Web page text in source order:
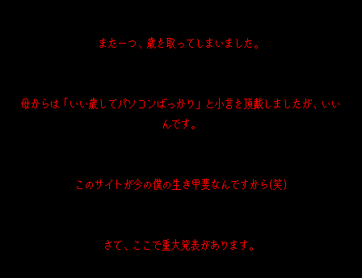
また一つ、歳を取ってしまいました。
母からは「いい歳してパソコンばっかり」と小言を頂戴しましたが、いい
んです。
このサイトが今の僕の生き甲斐なんですから(笑)
さて、ここで重大発表があります。